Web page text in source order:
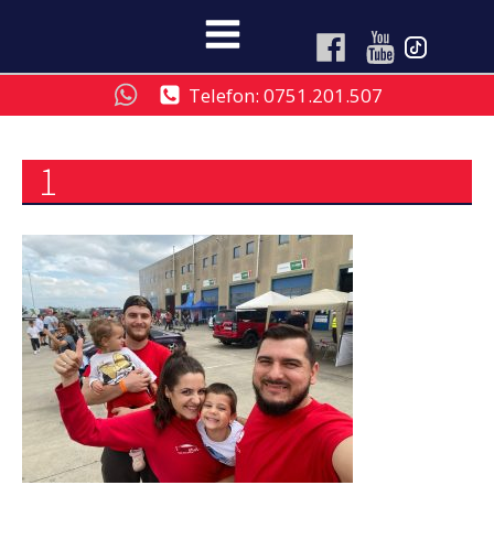
Telefon: 0751.201.507
1